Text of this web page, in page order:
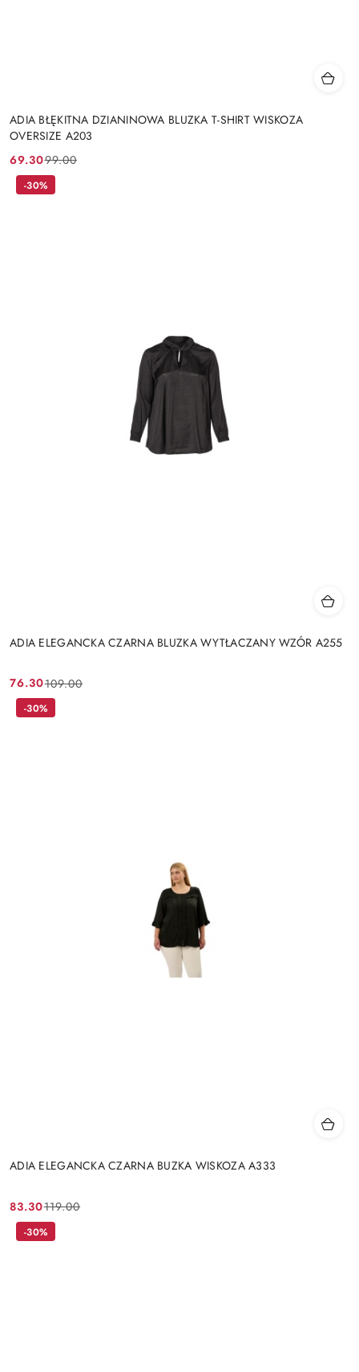
ADIA BŁĘKITNA DZIANINOWA BLUZKA T-SHIRT WISKOZA
OVERSIZE A203
Cena
promocyjna:
69.30
Cena
przed
99.00
ADIA ELEGANCKA CZARNA BLUZKA WYTŁACZANY WZÓR A255
Cena
promocyjna:
76.30
Cena
przed
109.00
-30%
ADIA ELEGANCKA CZARNA BUZKA WISKOZA A333
Cena
promocyjna:
83.30
Cena
przed
119.00
-30%
-30%